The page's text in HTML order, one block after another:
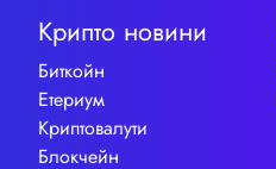
Крипто новини
Биткойн
Етериум
Криптовалути
Блокчейн